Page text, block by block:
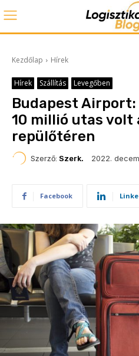
Kezdőlap Hírek
Hírek Szállítás Levegőben
Budapest
10 millió utas volt
repülőtéren
Szerző: Szerk. 2022.
Facebook